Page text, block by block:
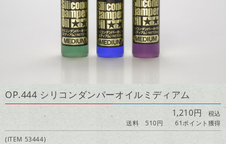
OP.444 シリコンダンパーオイルミディアム
1,210円 税込
送料 510円
61ポイント獲得
(ITEM 53444)